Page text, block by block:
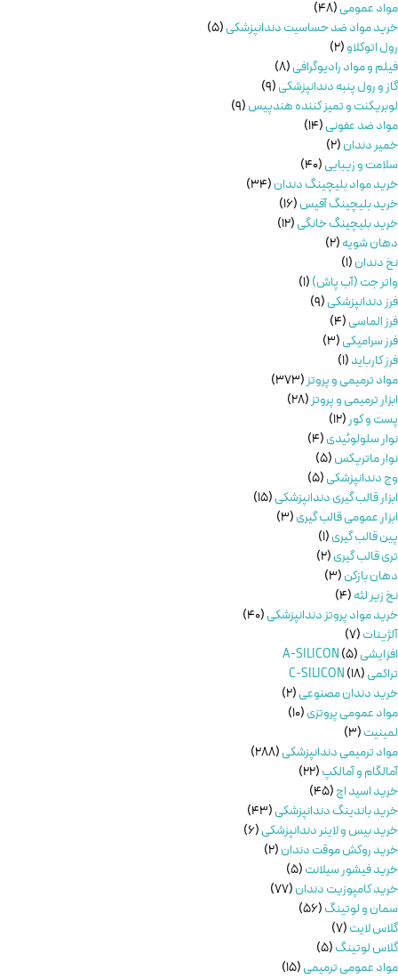
مواد عمومی 48
خرید مواد ضد حساسیت دندانپزشکی 5
رول اتوکلاو 2
فیلم و مواد رادیوگرافی 8
گاز و رول پنبه دندانپزشکی 9
لوبریکنت و تمیز کننده هندپیس 9
مواد ضد عفونی 14
خمیر دندان 2
سلامت و زیبایی 40
خريد مواد بليچينگ دندان 34
خرید بلیچینگ آفیس 16
خرید بلیچینگ خانگی 12
دهان شویه 2
نخ دندان 1
واتر جت (آب پاش) 1
فرز دندانپزشکی 9
فرز الماسی 4
فرز سرامیکی 3
فرز کارباید 1
مواد ترمیمی و پروتز 373
ابزار ترمیمی و پروتز 28
پست و کور 12
نوار سلولوئیدی 4
نوار ماتریکس 5
وج دندانپزشکی 5
ابزار قالب گیری دندانپزشکی 15
ابزار عمومی قالب گیری 3
پین قالب گیری 1
تری قالب گیری 2
دهان بازکن 3
نخ زیر لثه 4
خرید مواد پروتز دندانپزشکی 40
آلژینات 7
افزایشی A-SILICON 5
تراکمی C-SILICON 18
خرید دندان مصنوعی 2
مواد عمومی پروتزی 10
لمینیت 3
مواد ترمیمی دندانپزشکی 288
آمالگام و آمالکپ 22
خرید اسید اچ 45
خرید باندینگ دندانپزشکی 43
خرید بیس و لاینر دندانپزشکی 6
خرید روکش موقت دندان 2
خرید فیشور سیلانت 5
خرید کامپوزیت دندان 77
سمان و لوتینگ 56
گلاس لایت 7
گلاس لوتینگ 5
مواد عمومی ترمیمی 15